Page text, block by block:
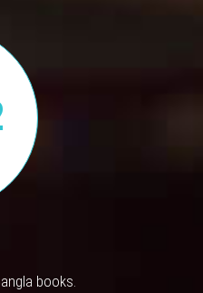
books.